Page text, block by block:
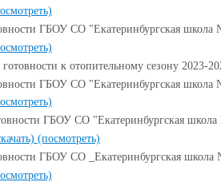
ГБОУ СО "Екатеринбургская школа
к отопительному сезону 2023-
ГБОУ СО "Екатеринбургская
ГБОУ СО "Екатеринбургская
(посмотреть)
ГБОУ СО _Екатеринбургская